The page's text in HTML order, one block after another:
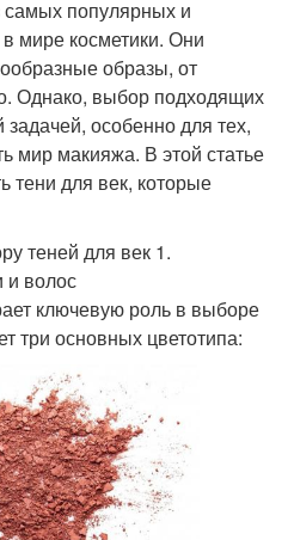
самых популярных и
мире косметики. Они
образы, от
Однако, выбор подходящих
особенно для тех,
мир макияжа. В этой статье
тени для век, которые
теней для век 1.
и волос
ключевую роль в выборе
три основных цветотипа: